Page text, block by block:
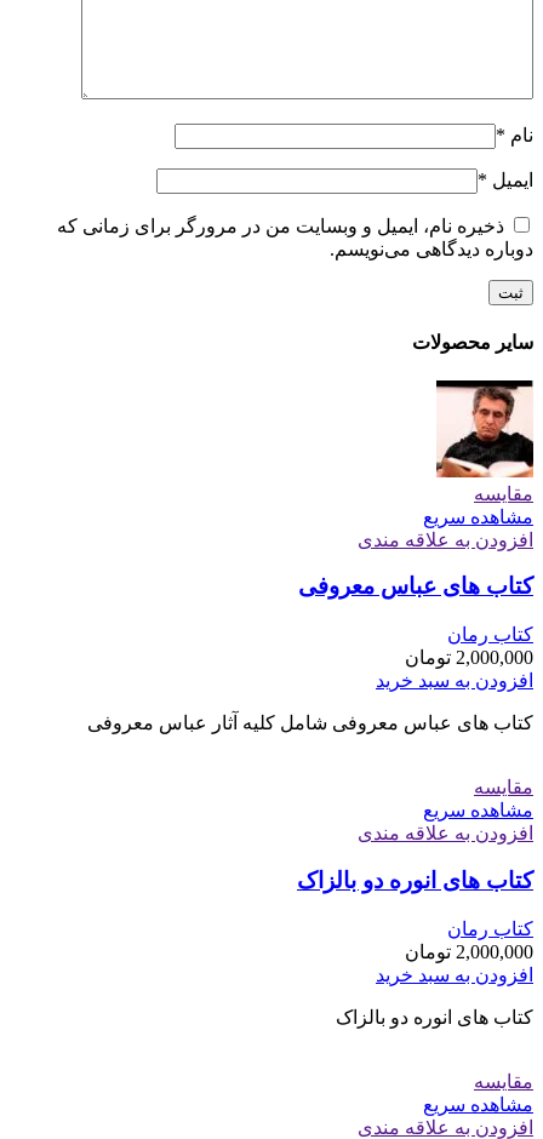
نام *
ایمیل *
ذخیره نام، ایمیل و وبسایت من در مرورگر برای زمانی که
دوباره دیدگاهی می‌نویسم.
سایر محصولات
مقایسه
مشاهده سریع
افزودن به علاقه مندی
کتاب های عباس معروفی
کتاب رمان
2,000,000 تومان
افزودن به سبد خرید
کتاب های عباس معروفی شامل کلیه آثار عباس معروفی
مقایسه
مشاهده سریع
افزودن به علاقه مندی
کتاب های انوره دو بالزاک
کتاب رمان
2,000,000 تومان
افزودن به سبد خرید
کتاب های انوره دو بالزاک
مقایسه
مشاهده سریع
افزودن به علاقه مندی